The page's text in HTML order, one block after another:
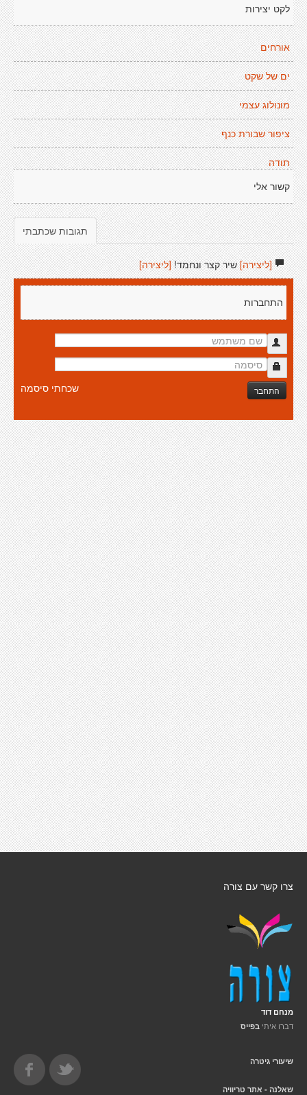
לקט יצירות
אורחים
ים של שקט
מונולוג עצמי
ציפור שבורת כנף
תודה
קשור אלי
תגובות שכתבתי
[ליצירה]שיר קצר ונחמד![ליצירה]
התחברות
התחבר שכחתי סיסמה
צרו קשר עם צורה
מנחם דוד
דברו איתי בפייס
שיעורי גיטרה
שאלנה - אתר טריוויה